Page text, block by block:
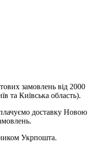
замовлень від 2000
та Київська область).
доставку Новою
Укрпошта.